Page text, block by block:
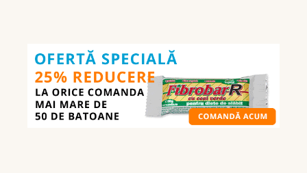
mănânci
pentru
masă
musculară